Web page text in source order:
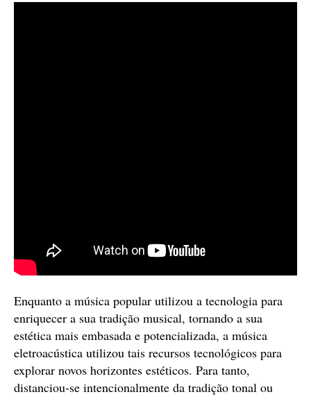
Enquanto a música popular utilizou a tecnologia para
enriquecer a sua tradição musical, tornando a sua
estética mais embasada e potencializada, a música
eletroacústica utilizou tais recursos tecnológicos para
explorar novos horizontes estéticos. Para tanto,
distanciou-se intencionalmente da tradição tonal ou